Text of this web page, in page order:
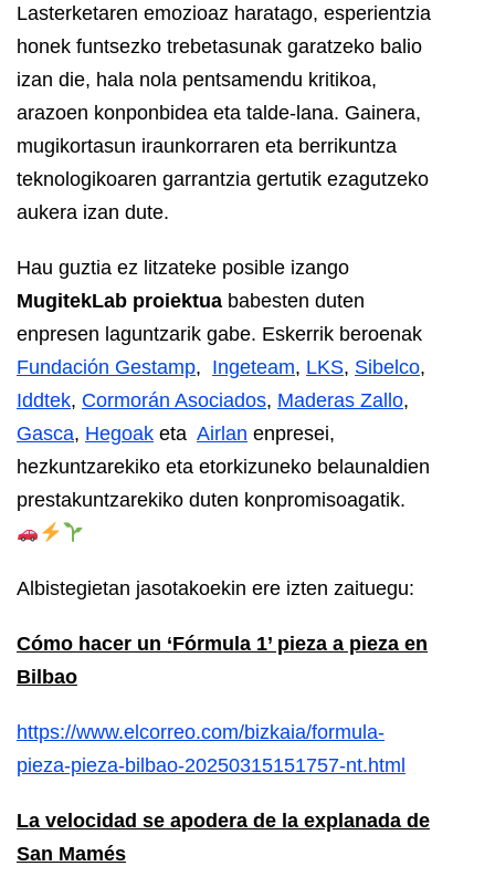
Lasterketaren emozioaz haratago, esperientzia
honek funtsezko trebetasunak garatzeko balio
izan die, hala nola pentsamendu kritikoa,
arazoen konponbidea eta talde-lana. Gainera,
mugikortasun iraunkorraren eta berrikuntza
teknologikoaren garrantzia gertutik ezagutzeko
aukera izan dute.
Hau guztia ez litzateke posible izango
MugitekLab proiektua babesten duten
enpresen laguntzarik gabe. Eskerrik beroenak
Fundación Gestamp, Ingeteam, LKS, Sibelco,
Iddtek, Cormorán Asociados, Maderas Zallo,
Gasca, Hegoak eta Airlan enpresei,
hezkuntzarekiko eta etorkizuneko belaunaldien
prestakuntzarekiko duten konpromisoagatik.
Albistegietan jasotakoekin ere izten zaituegu:
Cómo hacer un ‘Fórmula 1’ pieza a pieza en
Bilbao
https://www.elcorreo.com/bizkaia/formula-
pieza-pieza-bilbao-20250315151757-nt.html
La velocidad se apodera de la explanada de
San Mamés